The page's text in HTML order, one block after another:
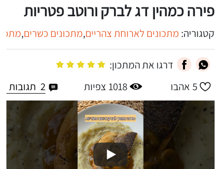
פירה כמהין דג לברק ורוטב פטריות
קטגוריה: מתכונים לארוחת צהריים,מתכונים כשרים,
דרגו את המתכון:
5 אהבו 1018 צפיות 2 תגובות